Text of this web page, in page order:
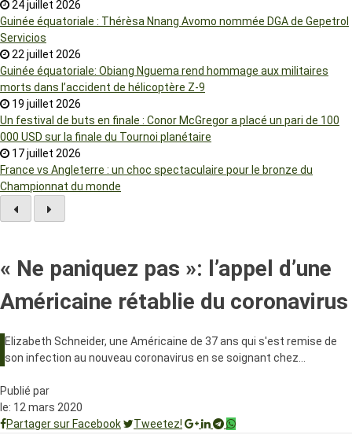
24 juillet 2026
Guinée équatoriale : Thérèsa Nnang Avomo nommée DGA de Gepetrol
Servicios
22 juillet 2026
Guinée équatoriale: Obiang Nguema rend hommage aux militaires
morts dans l’accident de hélicoptère Z-9
19 juillet 2026
Un festival de buts en finale : Conor McGregor a placé un pari de 100
000 USD sur la finale du Tournoi planétaire
17 juillet 2026
France vs Angleterre : un choc spectaculaire pour le bronze du
Championnat du monde
« Ne paniquez pas »: l’appel d’une
Américaine rétablie du coronavirus
Elizabeth Schneider, une Américaine de 37 ans qui s'est remise de
son infection au nouveau coronavirus en se soignant chez…
Publié par
le: 12 mars 2020
Partager sur Facebook
Tweetez!